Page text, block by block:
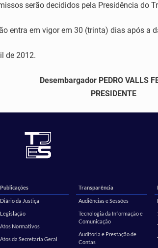
serão decididos pela Presidência do
entra em vigor em 30 (trinta) dias após a
de 2012.
Desembargador PEDRO VALLS
PRESIDENTE
Publicações
Diário da Justiça
Legislação
Atos Normativos
Atos da Secretaria Geral
Transparência
Audiências e Sessões
Tecnologia da Informação e
Comunicação
Auditoria e Prestação de
Contas